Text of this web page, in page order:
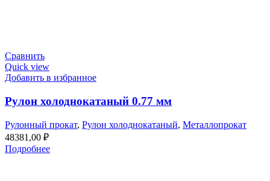
Сравнить
Quick view
Добавить в избранное
Рулон холоднокатаный 0.77 мм
Рулонный прокат, Рулон холоднокатаный, Металлопрокат
48381,00 ₽
Подробнее